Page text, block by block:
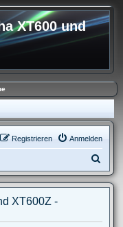
XT600 und
Anmelden
Registrieren
u
e
XT600Z -